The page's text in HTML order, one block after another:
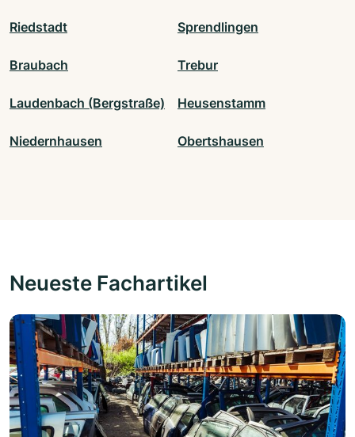
Riedstadt Sprendlingen
Braubach Trebur
Laudenbach (Bergstraße) Heusenstamm
Niedernhausen Obertshausen
Neueste Fachartikel